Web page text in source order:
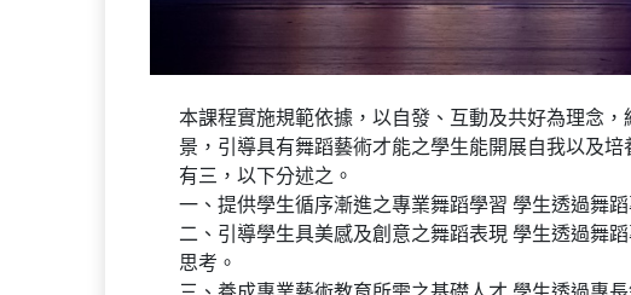
本課程實施規範依據，以自發、互動及共好為理念
景，引導具有舞蹈藝術才能之學生能開展自我以及
有三，以下分述之。